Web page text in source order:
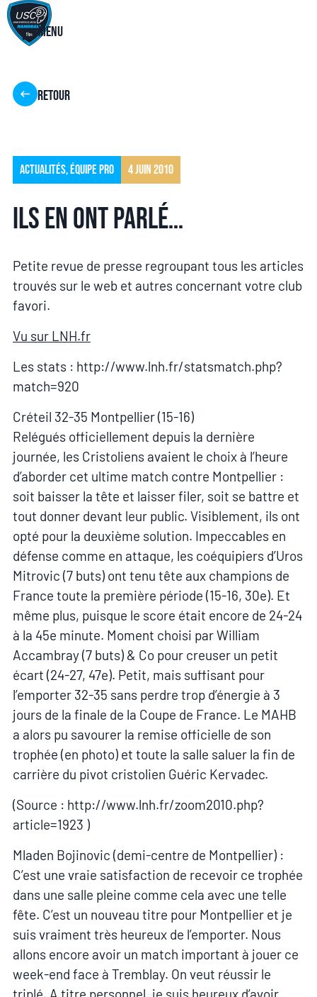
Menu
Retour
Actualités, Équipe pro 4 juin 2010
Ils en ont parlé…
Petite revue de presse regroupant tous les articles
trouvés sur le web et autres concernant votre club
favori.
Vu sur LNH.fr
Les stats : http://www.lnh.fr/statsmatch.php?
match=920
Créteil 32-35 Montpellier (15-16)
Relégués officiellement depuis la dernière
journée, les Cristoliens avaient le choix à l’heure
d’aborder cet ultime match contre Montpellier :
soit baisser la tête et laisser filer, soit se battre et
tout donner devant leur public. Visiblement, ils ont
opté pour la deuxième solution. Impeccables en
défense comme en attaque, les coéquipiers d’Uros
Mitrovic (7 buts) ont tenu tête aux champions de
France toute la première période (15-16, 30e). Et
même plus, puisque le score était encore de 24-24
à la 45e minute. Moment choisi par William
Accambray (7 buts) & Co pour creuser un petit
écart (24-27, 47e). Petit, mais suffisant pour
l’emporter 32-35 sans perdre trop d’énergie à 3
jours de la finale de la Coupe de France. Le MAHB
a alors pu savourer la remise officielle de son
trophée (en photo) et toute la salle saluer la fin de
carrière du pivot cristolien Guéric Kervadec.
(Source : http://www.lnh.fr/zoom2010.php?
article=1923 )
Mladen Bojinovic (demi-centre de Montpellier) :
C’est une vraie satisfaction de recevoir ce trophée
dans une salle pleine comme cela avec une telle
fête. C’est un nouveau titre pour Montpellier et je
suis vraiment très heureux de l’emporter. Nous
allons encore avoir un match important à jouer ce
week-end face à Tremblay. On veut réussir le